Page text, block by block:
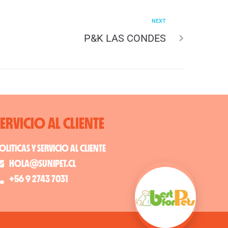
NEXT
P&K LAS CONDES
AL CLIENTE
Y SERVICIO AL CLIENTE
HOLA@SUNIPET.CL
+56 9 2743 7031